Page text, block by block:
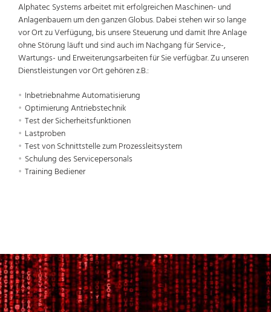
Alphatec Systems arbeitet mit erfolgreichen Maschinen- und
Anlagenbauern um den ganzen Globus. Dabei stehen wir so lange
vor Ort zu Verfügung, bis unsere Steuerung und damit Ihre Anlage
ohne Störung läuft und sind auch im Nachgang für Service-,
Wartungs- und Erweiterungsarbeiten für Sie verfügbar. Zu unseren
Dienstleistungen vor Ort gehören z.B.:
Inbetriebnahme Automatisierung
Optimierung Antriebstechnik
Test der Sicherheitsfunktionen
Lastproben
Test von Schnittstelle zum Prozessleitsystem
Schulung des Servicepersonals
Training Bediener